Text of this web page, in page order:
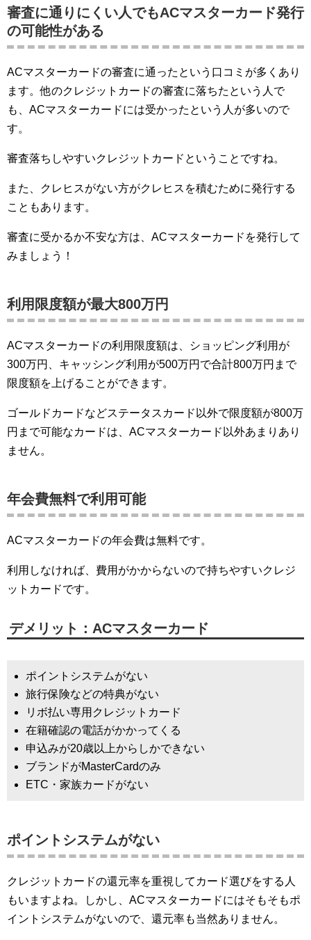
審査に通りにくい人でもACマスターカード発行
の可能性がある
ACマスターカードの審査に通ったという口コミが多くあり
ます。他のクレジットカードの審査に落ちたという人で
も、ACマスターカードには受かったという人が多いので
す。
審査落ちしやすいクレジットカードということですね。
また、クレヒスがない方がクレヒスを積むために発行する
こともあります。
審査に受かるか不安な方は、ACマスターカードを発行して
みましょう！
利用限度額が最大800万円
ACマスターカードの利用限度額は、ショッピング利用が
300万円、キャッシング利用が500万円で合計800万円まで
限度額を上げることができます。
ゴールドカードなどステータスカード以外で限度額が800万
円まで可能なカードは、ACマスターカード以外あまりあり
ません。
年会費無料で利用可能
ACマスターカードの年会費は無料です。
利用しなければ、費用がかからないので持ちやすいクレジ
ットカードです。
デメリット：ACマスターカード
ポイントシステムがない
旅行保険などの特典がない
リボ払い専用クレジットカード
在籍確認の電話がかかってくる
申込みが20歳以上からしかできない
ブランドがMasterCardのみ
ETC・家族カードがない
ポイントシステムがない
クレジットカードの還元率を重視してカード選びをする人
もいますよね。しかし、ACマスターカードにはそもそもポ
イントシステムがないので、還元率も当然ありません。